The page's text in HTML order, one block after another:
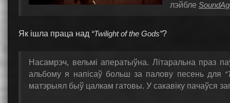
лэйбле
Як ішла праца над “Twilight of the Gods”?
Насамрэч, вельмі аператыўна. Літаральна праз
альбому я напісаў больш за палову песень для
матэрыял быў цалкам гатовы. У сакавіку пачаўся